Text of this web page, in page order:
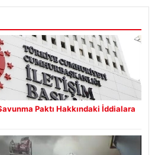
Paktı Hakkındaki İddialara